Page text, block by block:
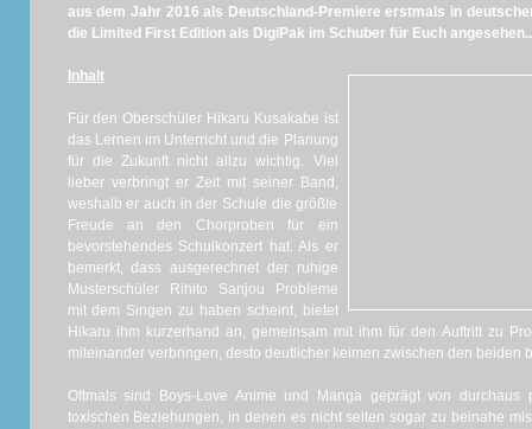
aus dem Jahr 2016 als Deutschland-Premiere erstmals in
die Limited First Edition als DigiPak im Schuber für Euch
Inhalt
Für den Oberschüler Hikaru Kusakabe ist
das Lernen im Unterricht und die Planung
für die Zukunft nicht allzu wichtig. Viel
lieber verbringt er Zeit mit seiner Band,
weshalb er auch in der Schule die größte
Freude an den Chorproben für ein
bevorstehendes Schulkonzert hat. Als er
bemerkt, dass ausgerechnet der ruhige
Musterschüler Rihito Sanjou Probleme
mit dem Singen zu haben scheint, bietet
Hikaru ihm kurzerhand an, gemeinsam mit ihm für den Auftritt zu
miteinander verbringen, desto deutlicher keimen zwischen den beiden
Oftmals sind Boys-Love Anime und Manga geprägt von durchaus
toxischen Beziehungen, in denen es nicht selten sogar zu beinahe